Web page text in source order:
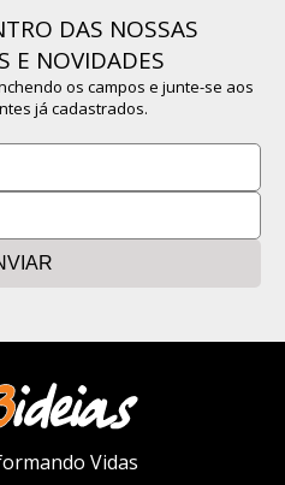
DAS NOSSAS
E NOVIDADES
os campos e junte-se aos
já cadastrados.
Vidas